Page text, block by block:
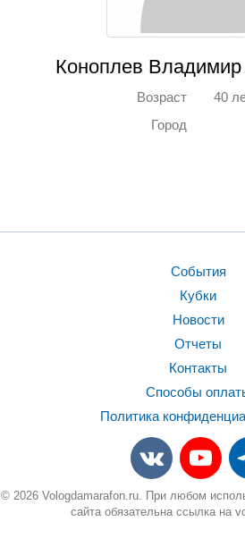
Коноплев
Возраст
40
Город
События
Кубки
Новости
Отчеты
Контакты
Способы
Политика
© 2026 Vologdamarafon.ru. При любом
сайта обязательна ссылка на